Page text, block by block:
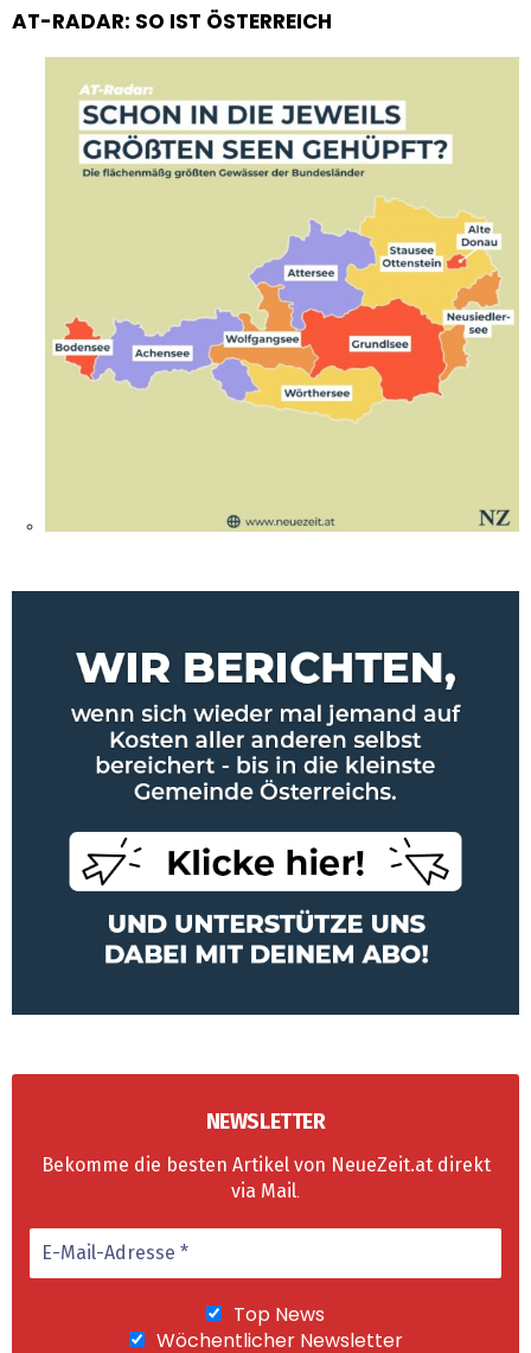
AT-RADAR: SO IST ÖSTERREICH
NEWSLETTER
Bekomme die besten Artikel von NeueZeit.at direkt
via Mail.
Top News
Wöchentlicher Newsletter